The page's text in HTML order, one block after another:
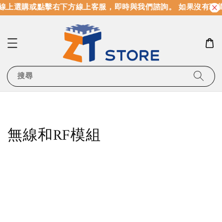
選購或點擊右下方線上客服，即時與我們諮詢。 如果沒有現
搜尋
無線和RF模組